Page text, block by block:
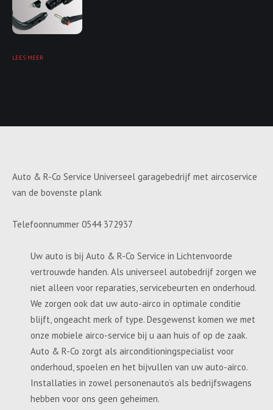
LEES MEER
Auto & R-Co Service Universeel garagebedrijf met aircoservice
van de bovenste plank
Telefoonnummer 0544 372937
Uw auto is bij Auto & R-Co Service in Lichtenvoorde
vertrouwde handen. Als universeel autobedrijf zorgen we
niet alleen voor reparaties, servicebeurten en onderhoud.
We zorgen ook dat uw auto-airco in optimale conditie
blijft, ongeacht merk of type. Desgewenst komen we met
onze mobiele airco-service bij u aan huis of op de zaak.
Auto & R-Co zorgt als airconditioningspecialist voor
onderhoud, spoelen en het bijvullen van uw auto-airco.
Installaties in zowel personenauto’s als bedrijfswagens
hebben voor ons geen geheimen.